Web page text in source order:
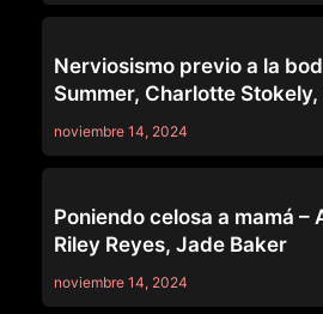
Nerviosismo previo a la
Summer, Charlotte
noviembre 14, 2024
Poniendo celosa a mamá –
Riley Reyes, Jade Baker
noviembre 14, 2024